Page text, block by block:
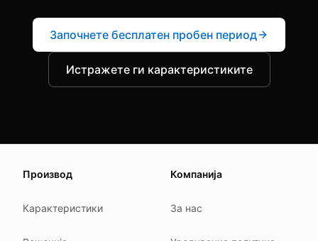
Започнете бесплатен пробен период
Истражете ги карактеристиките
We update this page when our platform or the law
Производ
Карактеристики
Компанија
За нас